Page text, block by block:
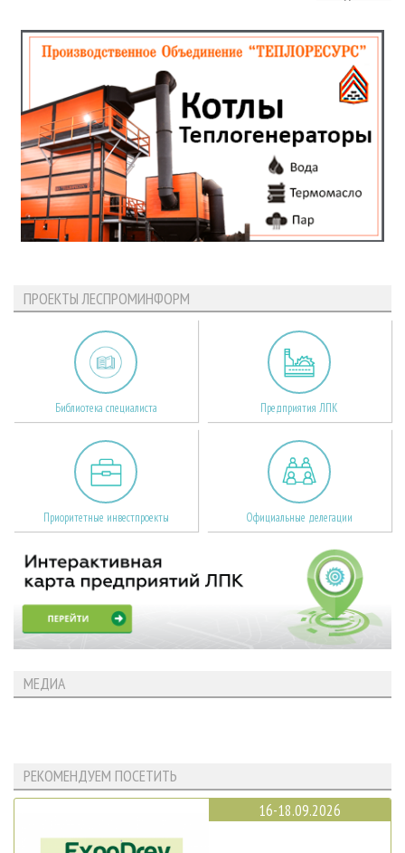
ПРОЕКТЫ ЛЕСПРОМИНФОРМ
Библиотека специалиста Предприятия ЛПК
Приоритетные инвестпроекты Официальные делегации
МЕДИА
РЕКОМЕНДУЕМ ПОСЕТИТЬ
16-18.09.2026